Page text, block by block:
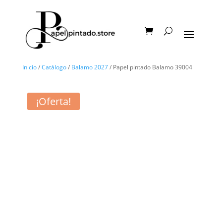
Inicio/Catálogo/ Balamo 2027/ Papel pintado Balamo 39004
¡Oferta!